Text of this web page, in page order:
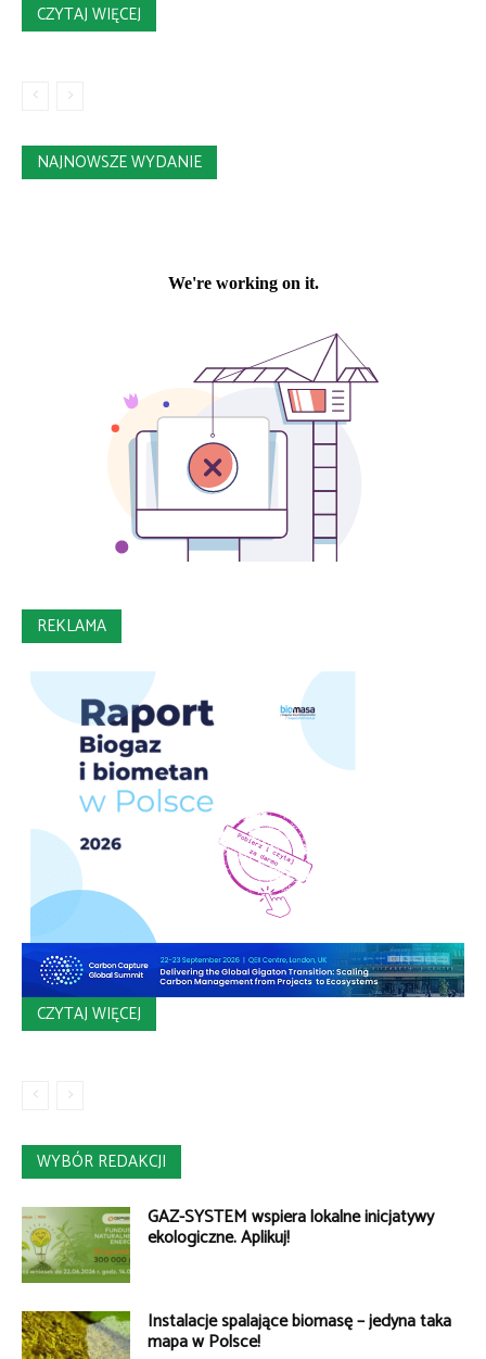
CZYTAJ WIĘCEJ
NAJNOWSZE WYDANIE
REKLAMA
CZYTAJ WIĘCEJ
WYBÓR REDAKCJI
GAZ-SYSTEM wspiera lokalne inicjatywy
ekologiczne. Aplikuj!
Instalacje spalające biomasę – jedyna taka
mapa w Polsce!